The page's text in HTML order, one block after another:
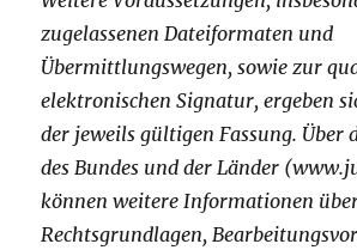
zugelassenen Dateiformaten und
Übermittlungswegen, sowie zur
elektronischen Signatur, ergeben
der jeweils gültigen Fassung. Über
des Bundes und der Länder
können weitere Informationen
Rechtsgrundlagen,